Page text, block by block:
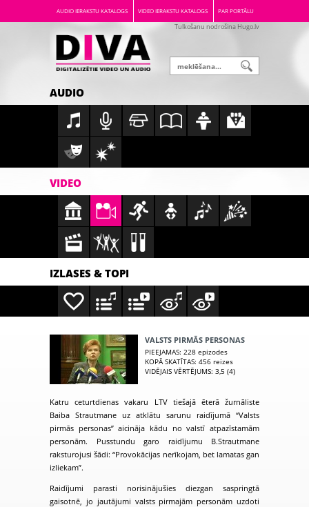
AUDIO IERAKSTU KATALOGS VIDEO IERAKSTU KATALOGS PAR PORTĀLU
Tulkošanu nodrošina Hugo.lv
AUDIO
VIDEO
IZLASES & TOPI
VALSTS PIRMĀS PERSONAS
PIEEJAMAS: 228 epizodes
KOPĀ SKATĪTAS: 456 reizes
VIDĒJAIS VĒRTĒJUMS: 3,5 (4)
Katru ceturtdienas vakaru LTV tiešajā ēterā žurnāliste
Baiba Strautmane uz atklātu sarunu raidījumā “Valsts
pirmās personas” aicināja kādu no valstī atpazīstamām
personām. Pusstundu garo raidījumu B.Strautmane
raksturojusi šādi: “Provokācijas nerīkojam, bet lamatas gan
izliekam”.
Raidījumi parasti norisinājušies diezgan saspringtā
gaisotnē, jo jautājumi valsts pirmajām personām uzdoti